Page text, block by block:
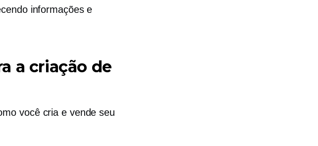
informações e
a criação de
você cria e vende seu